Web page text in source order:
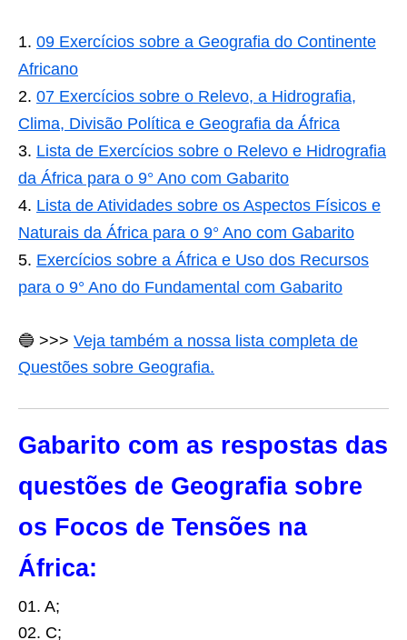
09 Exercícios sobre a Geografia do Continente
Africano
07 Exercícios sobre o Relevo, a Hidrografia,
Clima, Divisão Política e Geografia da África
Lista de Exercícios sobre o Relevo e Hidrografia
da África para o 9° Ano com Gabarito
Lista de Atividades sobre os Aspectos Físicos e
Naturais da África para o 9° Ano com Gabarito
Exercícios sobre a África e Uso dos Recursos
para o 9° Ano do Fundamental com Gabarito
🔵 >>> Veja também a nossa lista completa de
Questões sobre Geografia.
Gabarito com as respostas das
questões de Geografia sobre
os Focos de Tensões na
África:
01. A;
02. C;